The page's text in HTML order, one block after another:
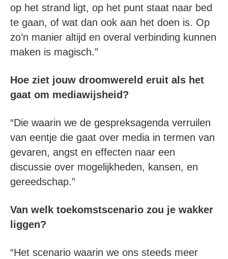
op het strand ligt, op het punt staat naar bed
te gaan, of wat dan ook aan het doen is. Op
zo’n manier altijd en overal verbinding kunnen
maken is magisch.”
Hoe ziet jouw droomwereld eruit als het
gaat om mediawijsheid?
“Die waarin we de gespreksagenda verruilen
van eentje die gaat over media in termen van
gevaren, angst en effecten naar een
discussie over mogelijkheden, kansen, en
gereedschap.”
Van welk toekomstscenario zou je wakker
liggen?
“Het scenario waarin we ons steeds meer